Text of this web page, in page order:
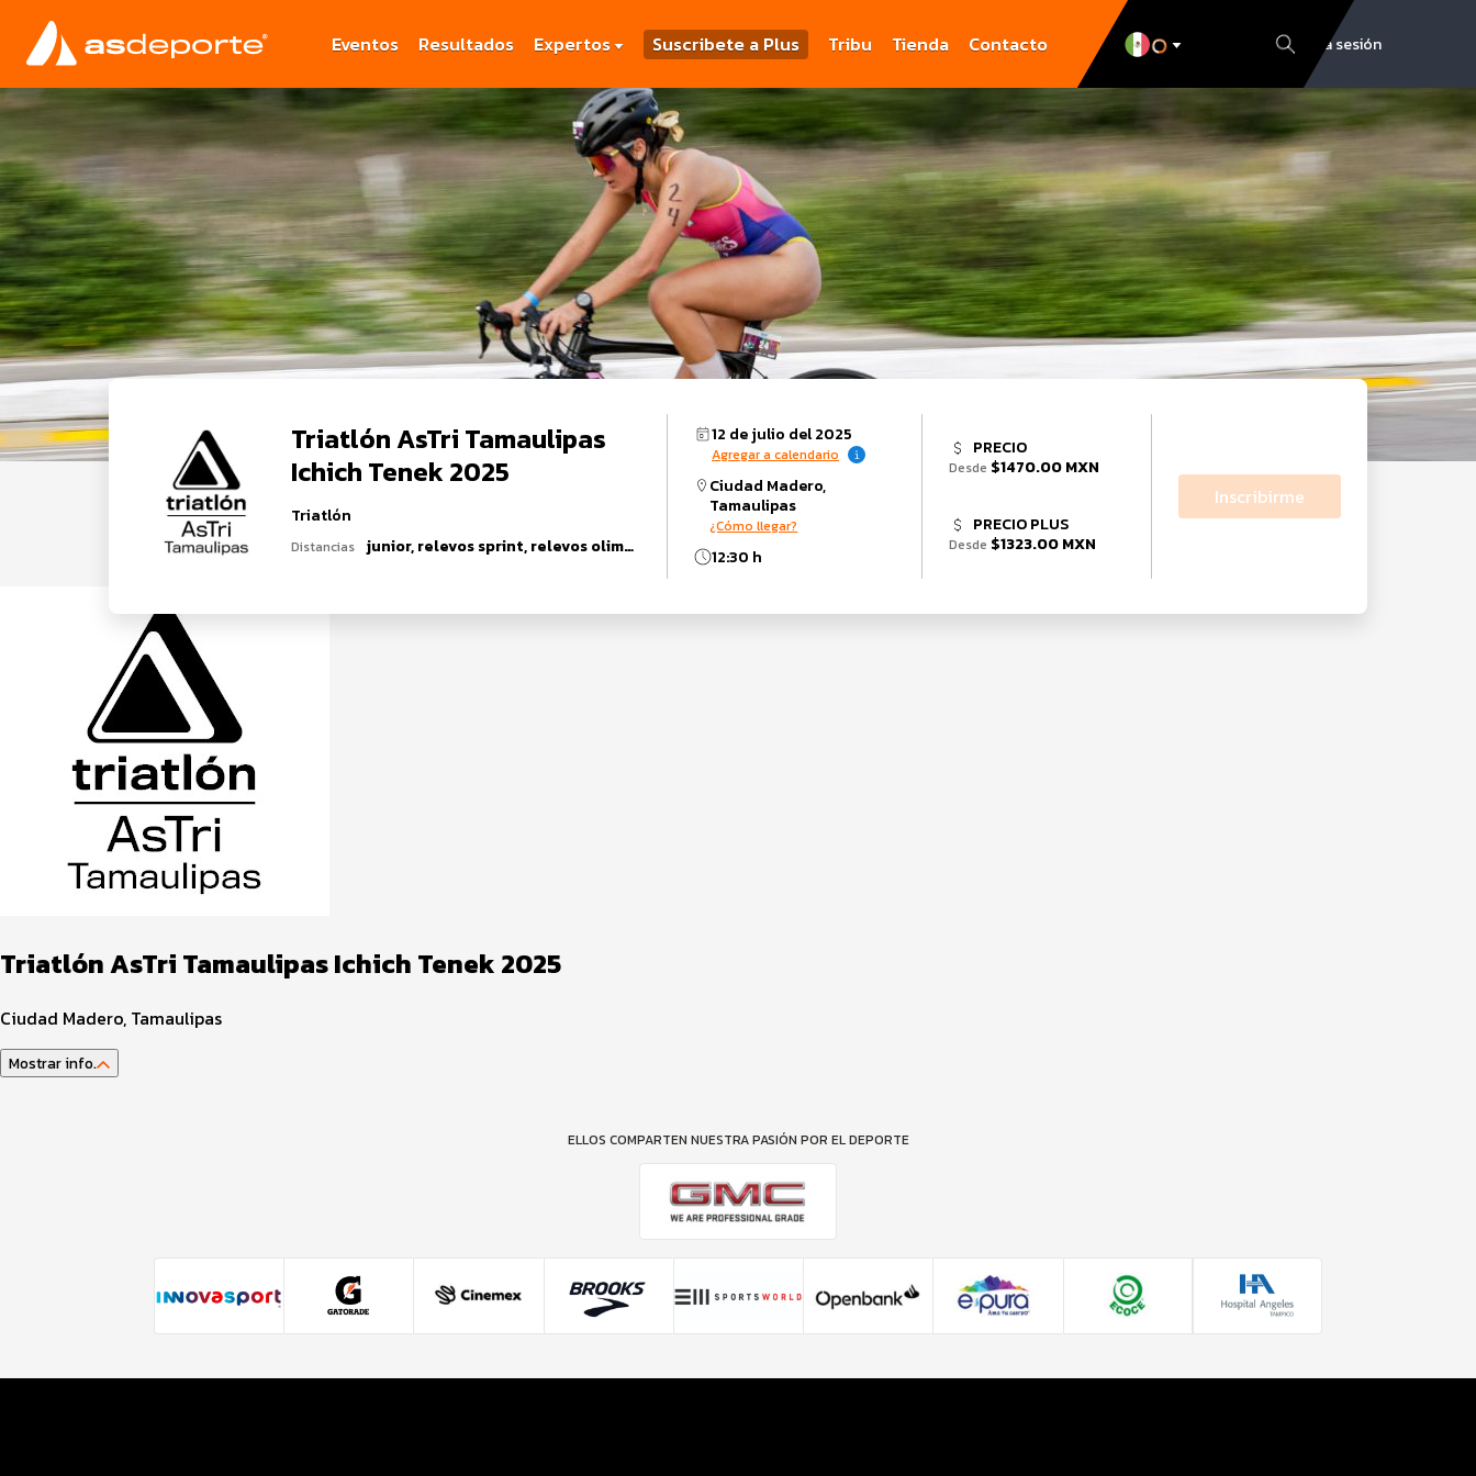
Eventos Resultados Expertos Suscribete a Plus Tribu Tienda Contacto Inicia sesión
Triatlón AsTri Tamaulipas
Ichich Tenek 2025
Triatlón
Distancias junior, relevos sprint, relevos olimpico, Womanup, sprint, olimpico, Duatlón, super sprint, elite
12 de julio del 2025
Agregar a calendario
Ciudad Madero,
Tamaulipas
¿Cómo llegar?
12:30 h
PRECIO
Desde $1470.00 MXN
PRECIO PLUS
Desde $1323.00 MXN
Inscribirme
Triatlón AsTri Tamaulipas Ichich Tenek 2025
Ciudad Madero, Tamaulipas
Mostrar info.
ELLOS COMPARTEN NUESTRA PASIÓN POR EL DEPORTE